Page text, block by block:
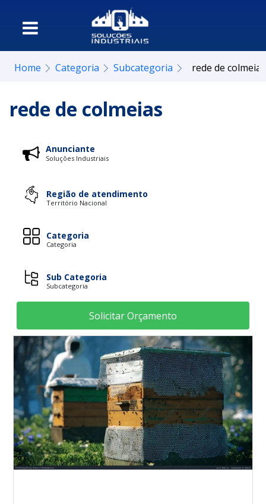
Home Categoria Subcategoria rede de colmeias
rede de colmeias
Anunciante
Soluções Industriais
Região de atendimento
Território Nacional
Categoria
Categoria
Sub Categoria
Subcategoria
Solicitar Orçamento